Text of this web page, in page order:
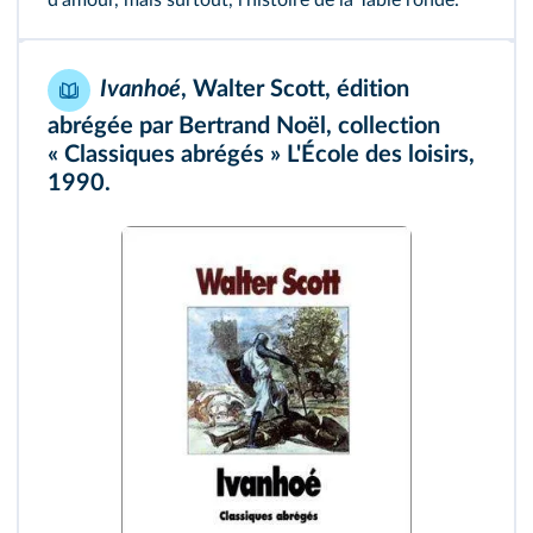
Ivanhoé, Walter Scott, édition
abrégée par Bertrand Noël, collection
« Classiques abrégés » L'École des loisirs,
1990.